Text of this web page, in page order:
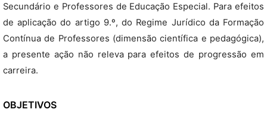
Secundário e Professores de Educação Especial. Para efeitos
de aplicação do artigo 9.º, do Regime Jurídico da Formação
Contínua de Professores (dimensão científica e pedagógica),
a presente ação não releva para efeitos de progressão em
carreira.
OBJETIVOS